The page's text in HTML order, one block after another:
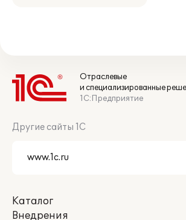
Отраслевые
и специализированные
1С:Предприятие
Другие сайты 1С
Каталог
Внедрения